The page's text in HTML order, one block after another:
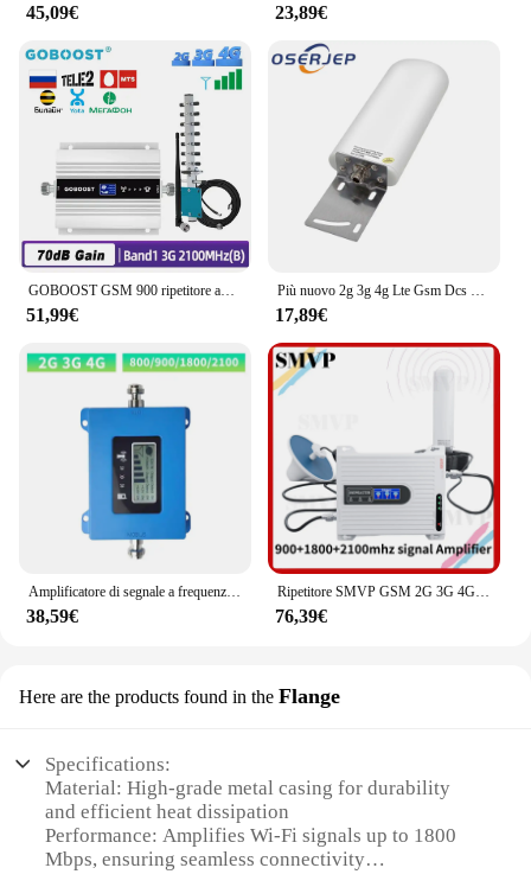
45,09€ 23,89€
51,99€ 17,89€
Amplificatore di segnale a frequenza singola B20 800 900 1800 2100 2600Mhz ripetitore cellulare GSM 2G 3G 4G LTE ripetitore di segnale
38,59€
Ripetitore SMVP GSM 2G 3G 4G 900 1800 2100 LTE amplificatore di segnale cellulare 4G amplificatore cellulare ripetitore ripetitore di segnale DCS Mobile
76,39€
Here are the products found in the Flange
Specifications:
Material: High-grade metal casing for durability
and efficient heat dissipation
Performance: Amplifies Wi-Fi signals up to 1800
Mbps, ensuring seamless connectivity